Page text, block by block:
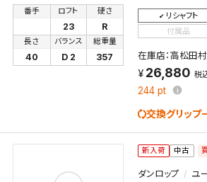
番手 ロフト
23
硬さ
R
長さ
40
バランス
D 2
総重量
357
リシャフト
付属品
在庫店：高松田
26,880 税
244 pt
交換グリップ
新入荷 中古
ダンロップ ユ